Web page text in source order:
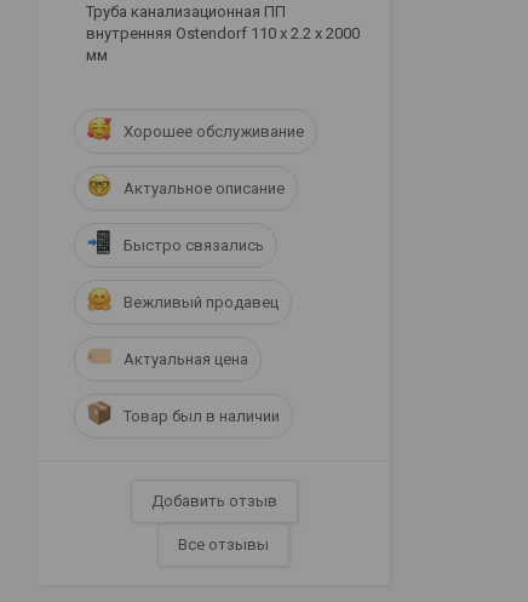
Труба канализационная ПП
внутренняя Ostendorf 110 х 2.2 х 2000
мм
Хорошее обслуживание
Актуальное описание
Быстро связались
Вежливый продавец
Актуальная цена
Товар был в наличии
Добавить отзыв
Все отзывы